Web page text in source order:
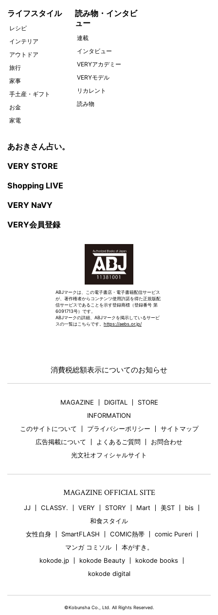
ライフスタイル
レシピ
インテリア
アウトドア
旅行
家事
手土産・ギフト
お金
家電
読み物・インタビ
ュー
連載
インタビュー
VERYアカデミー
VERYモデル
リカレント
読み物
あおきさん占い。
VERY STORE
Shopping LIVE
VERY NaVY
VERY会員登録
ABJマークは、この電子書店・電子書籍配信サービス
が、著作権者からコンテンツ使用許諾を得た正規版配
信サービスであることを示す登録商標（登録番号 第
6091713号）です。
ABJマークの詳細、ABJマークを掲示しているサービ
スの一覧はこちらです。 https://aebs.or.jp/
消費税総額表示についてのお知らせ
MAGAZINE DIGITAL
STORE
INFORMATION
このサイトについて
プライバシーポリシー
サイトマップ
広告掲載について
よくあるご質問
お問合わせ
光文社オフィシャルサイト
MAGAZINE OFFICIAL SITE
JJ CLASSY. VERY STORY Mart 美ST
bis
和食スタイル
女性自身
SmartFLASH COMIC熱帯
comic Pureri
マンガ コミソル
本がすき。
kokode.jp
kokode Beauty
kokode books
kokode digital
©Kobunsha Co., Ltd. All Rights Reserved.